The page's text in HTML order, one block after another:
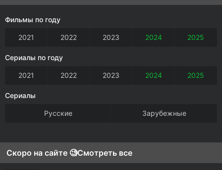
Фильмы по году
2021 2022 2023 2024 2025
Сериалы по году
2021 2022 2023 2024 2025
Сериалы
Русские Зарубежные
Скоро на сайте 🧐Смотреть все